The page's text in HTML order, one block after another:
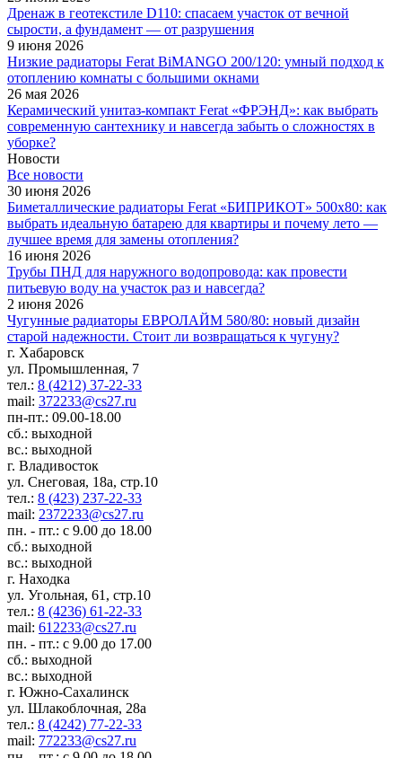
Дренаж в геотекстиле D110: спасаем участок от вечной
сырости, а фундамент — от разрушения
9 июня 2026
Низкие радиаторы Ferat BiMANGO 200/120: умный подход к
отоплению комнаты с большими окнами
26 мая 2026
Керамический унитаз-компакт Ferat «ФРЭНД»: как выбрать
современную сантехнику и навсегда забыть о сложностях в
уборке?
Новости
Все новости
30 июня 2026
Биметаллические радиаторы Ferat «БИПРИКОТ» 500x80: как
выбрать идеальную батарею для квартиры и почему лето —
лучшее время для замены отопления?
16 июня 2026
Трубы ПНД для наружного водопровода: как провести
питьевую воду на участок раз и навсегда?
2 июня 2026
Чугунные радиаторы ЕВРОЛАЙМ 580/80: новый дизайн
старой надежности. Стоит ли возвращаться к чугуну?
г. Хабаровск
ул. Промышленная, 7
тел.: 8 (4212) 37-22-33
mail: 372233@cs27.ru
пн-пт.: 09.00-18.00
сб.: выходной
вс.: выходной
г. Владивосток
ул. Снеговая, 18а, стр.10
тел.: 8 (423) 237-22-33
mail: 2372233@cs27.ru
пн. - пт.: с 9.00 до 18.00
сб.: выходной
вс.: выходной
г. Находка
ул. Угольная, 61, стр.10
тел.: 8 (4236) 61-22-33
mail: 612233@cs27.ru
пн. - пт.: с 9.00 до 17.00
сб.: выходной
вс.: выходной
г. Южно-Сахалинск
ул. Шлакоблочная, 28а
тел.: 8 (4242) 77-22-33
mail: 772233@cs27.ru